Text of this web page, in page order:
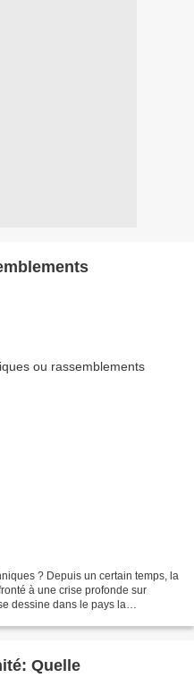
? Depuis un certain temps, la
à une crise profonde sur
dessine dans le pays la
Quelle